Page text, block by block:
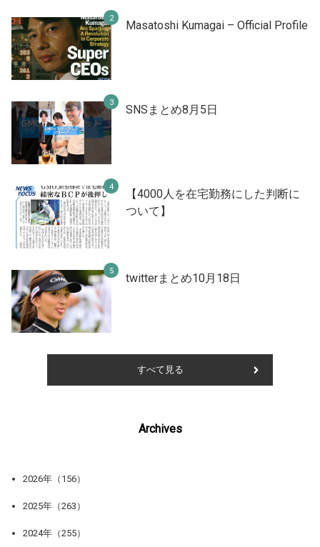
Masatoshi Kumagai – Official Profile
SNSまとめ8月5日
【4000人を在宅勤務にした判断に
ついて】
twitterまとめ10月18日
すべて見る
Archives
2026年（156）
2025年（263）
2024年（255）